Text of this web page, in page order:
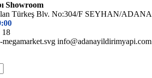
Showroom
Türkeş Blv. No:304/F SEYHAN/ADANA
18
info@adanayildirimyapi.com